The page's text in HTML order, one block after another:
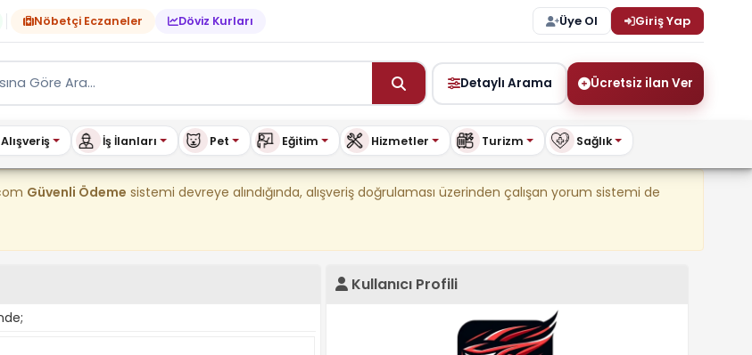
Nöbetçi Eczaneler Döviz Kurları Üye Ol Giriş Yap
Detaylı Arama Ücretsiz ilan Ver
Alışveriş İş İlanları Pet Eğitim Hizmetler Turizm Sağlık
Kiralık Ev, Araç, Eşya ve Daha Fazlası –
Güvenli Ödeme sistemi devreye alındığında, alışveriş doğrulaması üzerinden çalışan yorum sistemi de
Kullanıcı Profili